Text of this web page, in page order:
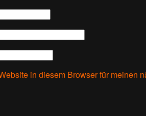
in diesem Browser für meinen